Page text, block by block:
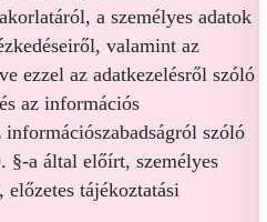
a személyes adatok
valamint az
ezzel az adatkezelésről szóló
az információs
szóló
a által előírt, személyes
előzetes tájékoztatási